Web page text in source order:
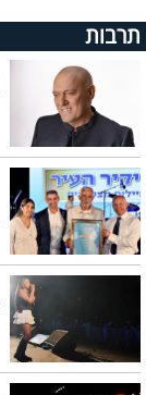
תרבות